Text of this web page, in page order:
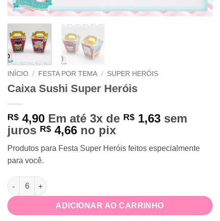
INÍCIO / FESTA POR TEMA / SUPER HERÓIS
Caixa Sushi Super Heróis
R$ 4,90 Em até 3x de R$ 1,63 sem
juros R$ 4,66 no pix
Produtos para Festa Super Heróis feitos especialmente
para você.
Caixa Sushi Super Heróis quantidade
ADICIONAR AO CARRINHO